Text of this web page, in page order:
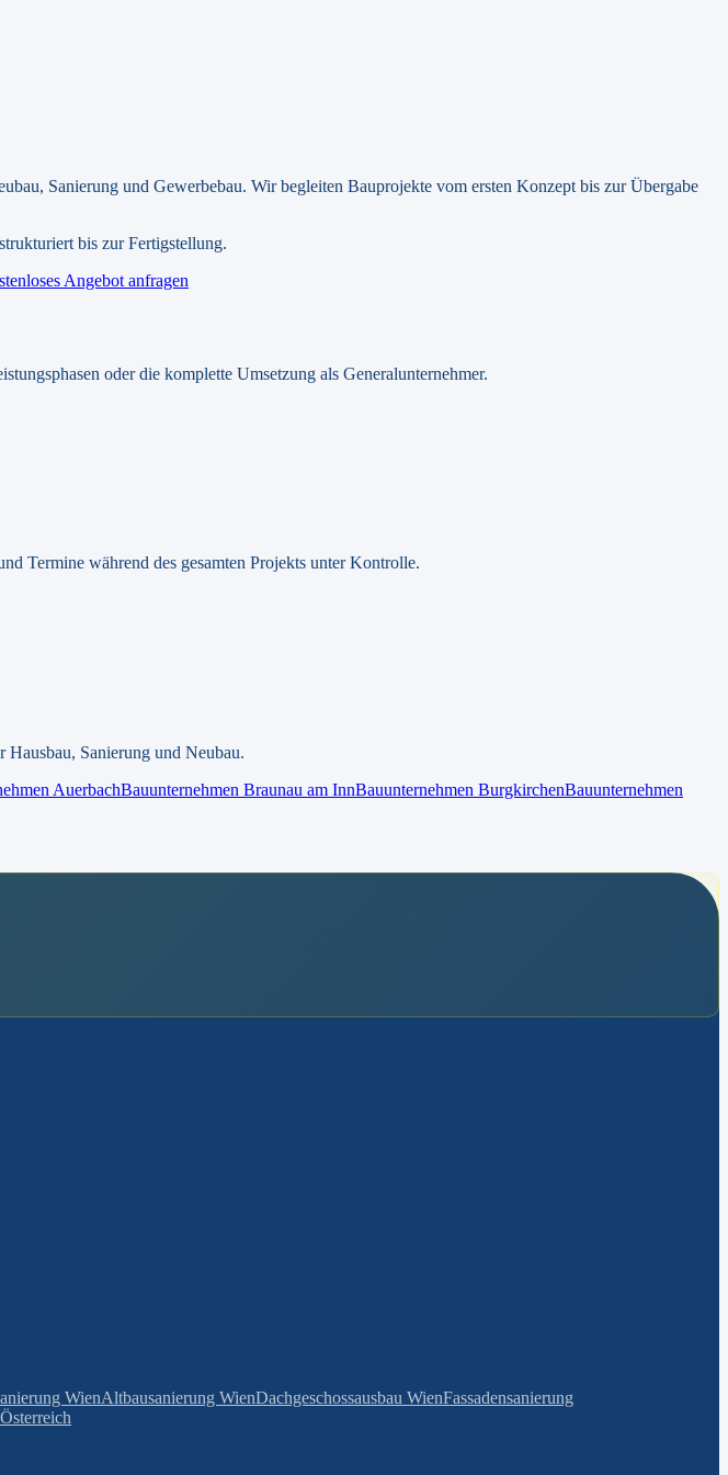
Sanierung und Gewerbebau. Wir begleiten Bauprojekte vom ersten Konzept bis zur Übergabe
bis zur Fertigstellung.
Angebot anfragen
oder die komplette Umsetzung als Generalunternehmer.
Termine während des gesamten Projekts unter Kontrolle.
Sanierung und Neubau.
AuerbachBauunternehmen Braunau am InnBauunternehmen BurgkirchenBauunternehmen
WienAltbausanierung WienDachgeschossausbau WienFassadensanierung